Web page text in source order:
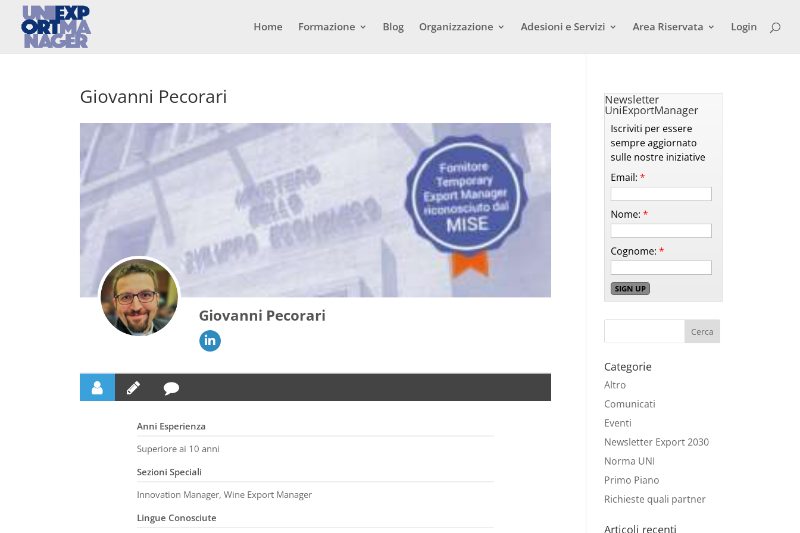
Home Formazione Blog Organizzazione Adesioni e Servizi Area Riservata Login
Giovanni Pecorari
Giovanni Pecorari
Anni Esperienza
Superiore ai 10 anni
Sezioni Speciali
Innovation Manager, Wine Export Manager
Lingue Conosciute
Newsletter
UniExportManager
Iscriviti per essere
sempre aggiornato
sulle nostre iniziative
Email:*
Nome:*
Cognome:*
Categorie
Altro
Comunicati
Eventi
Newsletter Export 2030
Norma UNI
Primo Piano
Richieste quali partner
Articoli recenti